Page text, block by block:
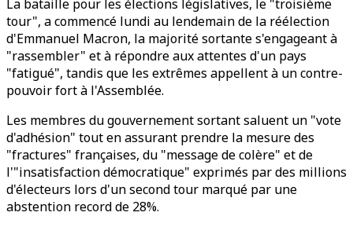
La bataille pour les élections législatives, le "troisième
tour", a commencé lundi au lendemain de la réélection
d'Emmanuel Macron, la majorité sortante s'engageant à
"rassembler" et à répondre aux attentes d'un pays
"fatigué", tandis que les extrêmes appellent à un contre-
pouvoir fort à l'Assemblée.
Les membres du gouvernement sortant saluent un "vote
d'adhésion" tout en assurant prendre la mesure des
"fractures" françaises, du "message de colère" et de
l'"insatisfaction démocratique" exprimés par des millions
d'électeurs lors d'un second tour marqué par une
abstention record de 28%.